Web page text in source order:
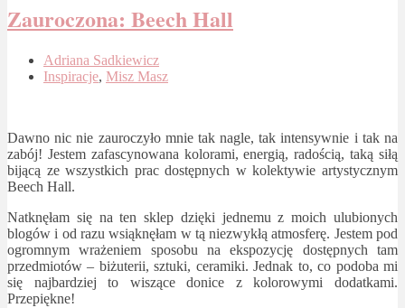
Zauroczona: Beech Hall
Adriana Sadkiewicz
Inspiracje, Misz Masz
Dawno nic nie zauroczyło mnie tak nagle, tak intensywnie i tak na
zabój! Jestem zafascynowana kolorami, energią, radością, taką siłą
bijącą ze wszystkich prac dostępnych w kolektywie artystycznym
Beech Hall.
Natknęłam się na ten sklep dzięki jednemu z moich ulubionych
blogów i od razu wsiąknęłam w tą niezwykłą atmosferę. Jestem pod
ogromnym wrażeniem sposobu na ekspozycję dostępnych tam
przedmiotów – biżuterii, sztuki, ceramiki. Jednak to, co podoba mi
się najbardziej to wiszące donice z kolorowymi dodatkami.
Przepiękne!